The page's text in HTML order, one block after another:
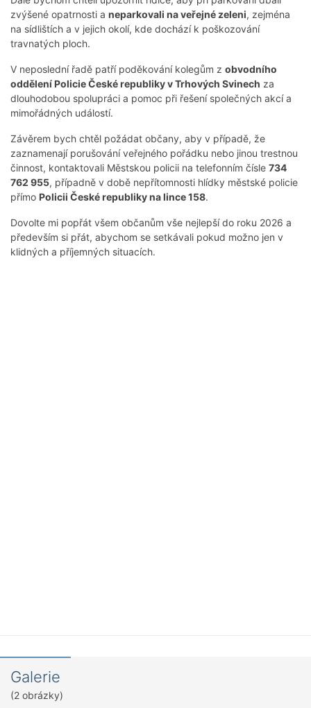
zvýšené opatrnosti a neparkovali na veřejné zeleni, zejména
na sídlištích a v jejich okolí, kde dochází k poškozování
travnatých ploch.
V neposlední řadě patří poděkování kolegům z obvodního
oddělení Policie České republiky v Trhových Svinech za
dlouhodobou spolupráci a pomoc při řešení společných akcí a
mimořádných událostí.
Závěrem bych chtěl požádat občany, aby v případě, že
zaznamenají porušování veřejného pořádku nebo jinou trestnou
činnost, kontaktovali Městskou policii na telefonním čísle 734
762 955, případně v době nepřítomnosti hlídky městské policie
přímo Policii České republiky na lince 158.
Dovolte mi popřát všem občanům vše nejlepší do roku 2026 a
především si přát, abychom se setkávali pokud možno jen v
klidných a příjemných situacích.
Galerie
(2 obrázky)